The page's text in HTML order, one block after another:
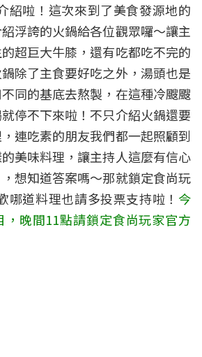
紹啦！這次來到了美食發源地的
浮誇的火鍋給各位觀眾囉～讓主
超巨大牛膝，還有吃都吃不完的
除了主食要好吃之外，湯頭也是
同的基底去熬製，在這種冷颼颼
停不下來啦！不只介紹火鍋還要
連吃素的朋友我們都一起照顧到
美味料理，讓主持人這麼有信心
想知道答案嗎～那就鎖定食尚玩
哪道料理也請多投票支持啦！ 今
，晚間11點請鎖定食尚玩家官方